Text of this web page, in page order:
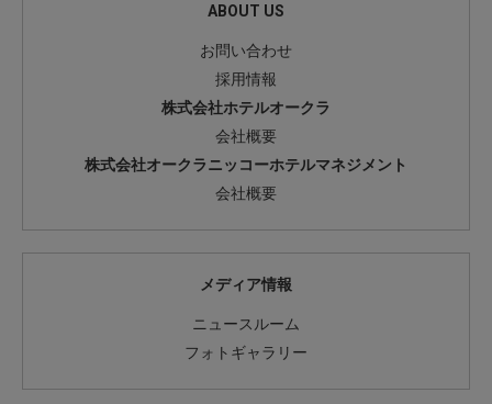
ABOUT US
お問い合わせ
採用情報
株式会社ホテルオークラ
会社概要
株式会社オークラニッコーホテルマネジメント
会社概要
メディア情報
ニュースルーム
フォトギャラリー